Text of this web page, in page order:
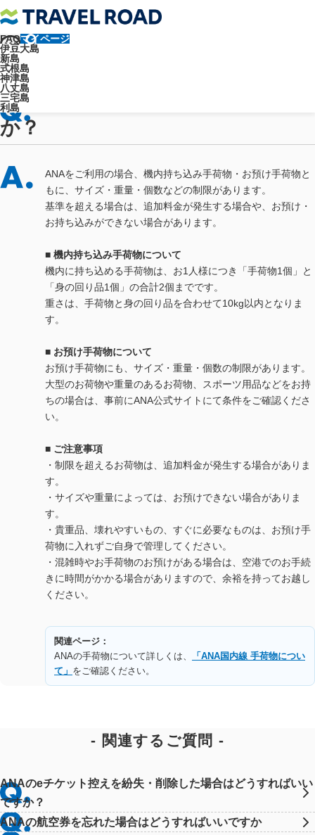
FAQマイページ
伊豆大島
新島
式根島
神津島
八丈島
三宅島
利島
トラベルロード
【ANA】飛行機について
ANAの手荷物に制限はあります
か？
ANAをご利用の場合、機内持ち込み手荷物・お預け手荷物と
もに、サイズ・重量・個数などの制限があります。
基準を超える場合は、追加料金が発生する場合や、お預け・
お持ち込みができない場合があります。
■ 機内持ち込み手荷物について
機内に持ち込める手荷物は、お1人様につき「手荷物1個」と
「身の回り品1個」の合計2個までです。
重さは、手荷物と身の回り品を合わせて10kg以内となりま
す。
■ お預け手荷物について
お預け手荷物にも、サイズ・重量・個数の制限があります。
大型のお荷物や重量のあるお荷物、スポーツ用品などをお持
ちの場合は、事前にANA公式サイトにて条件をご確認くださ
い。
■ ご注意事項
・制限を超えるお荷物は、追加料金が発生する場合がありま
す。
・サイズや重量によっては、お預けできない場合がありま
す。
・貴重品、壊れやすいもの、すぐに必要なものは、お預け手
荷物に入れずご自身で管理してください。
・混雑時やお手荷物のお預けがある場合は、空港でのお手続
きに時間がかかる場合がありますので、余裕を持ってお越し
ください。
関連ページ：
ANAの手荷物について詳しくは、
「ANA国内線 手荷物につい
て」 をご確認ください。
関連するご質問
ANAのeチケット控えを紛失・削除した場合はどうすればいい
ですか？
ANAの航空券を忘れた場合はどうすればいいですか